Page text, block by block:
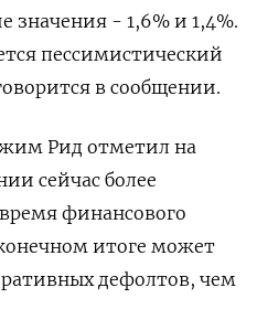
значения - 1,6% и 1,4%.
пессимистический
в сообщении.
Рид отметил на
сейчас более
финансового
итоге может
дефолтов, чем